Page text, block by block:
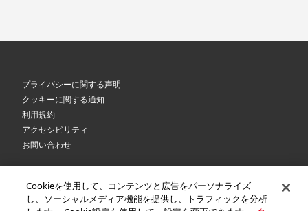
プライバシーに関する声明
クッキーに関する通知
利用規約
アクセシビリティ
お問い合わせ
2026 Royal Canin SAS. All rights reserved. An Affiliate of Mars, Incorporated.
Cookieを使用して、コンテンツと広告をパーソナライズ
し、ソーシャルメディア機能を提供し、トラフィックを分析